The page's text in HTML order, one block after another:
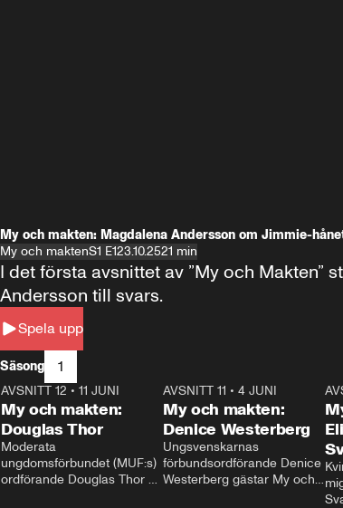
My och makten: Magdalena Andersson om Jimmie-
My och maktenS1 E123.10.2521 min
Spela upp
I det första avsnittet av ”My och
Andersson till svars.
Säsong 1
26:27
AVSNITT 12 • 11 JUNI
My och makten:
Douglas Thor
Moderata
ungdomsförbundet (MUF:s)
ordförande Douglas Thor
23:40
AVSNITT 11 •4 JUNI
My och makten:
Denice Westerberg
Ungsvenskarnas
förbundsordförande Denice
Westerberg gästar My och